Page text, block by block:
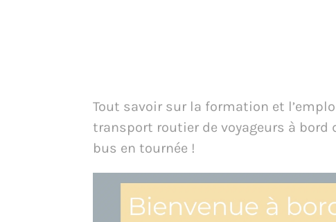
Tout savoir sur la formation et
transport routier de voyageurs à bord
bus en tournée !